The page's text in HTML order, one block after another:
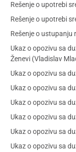
Rešenje o upotrebi
Rešenje o upotrebi
Rešenje o
Ukaz o opozivu sa
Ženevi (Vladislav
Ukaz o opozivu sa
Ukaz o opozivu sa
Ukaz o opozivu sa
Ukaz o opozivu sa
Ukaz o opozivu sa
Ukaz o opozivu sa